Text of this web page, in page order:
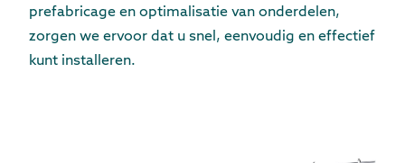
prefabricage en optimalisatie van onderdelen,
zorgen we ervoor dat u snel, eenvoudig en effectief
kunt installeren.